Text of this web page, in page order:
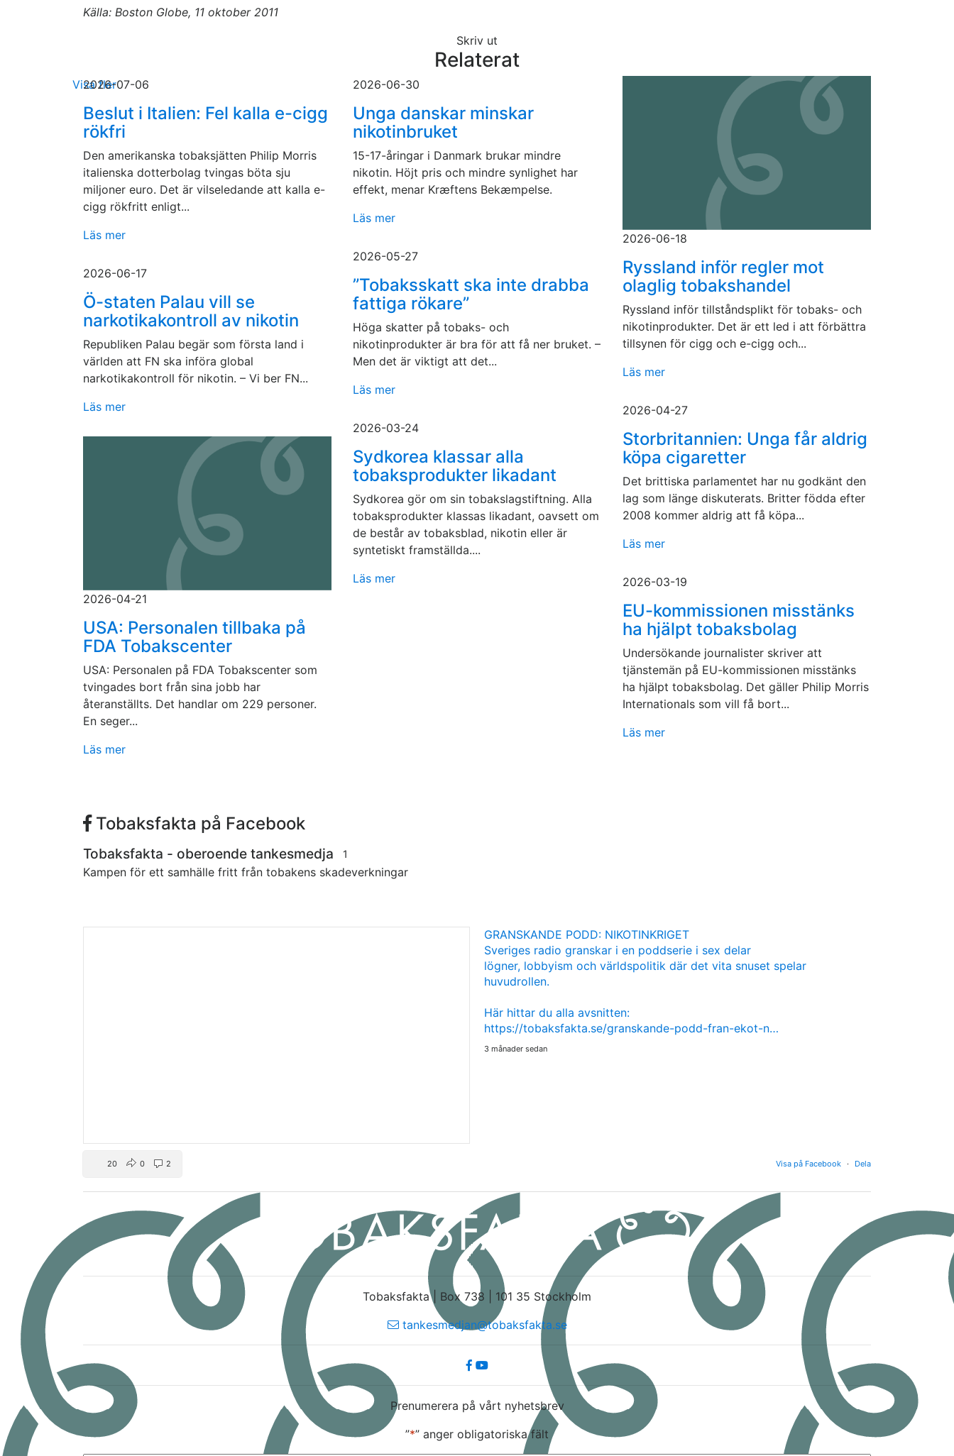
Källa: Boston Globe, 11 oktober 2011
Skriv ut
Relaterat
2026-07-06
Beslut i Italien: Fel kalla e-cigg
rökfri
Den amerikanska tobaksjätten Philip Morris
italienska dotterbolag tvingas böta sju
miljoner euro. Det är vilseledande att kalla e-
cigg rökfritt enligt...
Läs mer
2026-06-30
Unga danskar minskar
nikotinbruket
15-17-åringar i Danmark brukar mindre
nikotin. Höjt pris och mindre synlighet har
effekt, menar Kræftens Bekæmpelse.
Läs mer
2026-06-18
Ryssland inför regler mot
olaglig tobakshandel
Ryssland inför tillståndsplikt för tobaks- och
nikotinprodukter. Det är ett led i att förbättra
tillsynen för cigg och e-cigg och...
Läs mer
2026-06-17
Ö-staten Palau vill se
narkotikakontroll av nikotin
Republiken Palau begär som första land i
världen att FN ska införa global
narkotikakontroll för nikotin. – Vi ber FN...
Läs mer
2026-05-27
”Tobaksskatt ska inte drabba
fattiga rökare”
Höga skatter på tobaks- och
nikotinprodukter är bra för att få ner bruket. –
Men det är viktigt att det...
Läs mer
2026-04-27
Storbritannien: Unga får aldrig
köpa cigaretter
Det brittiska parlamentet har nu godkänt den
lag som länge diskuterats. Britter födda efter
2008 kommer aldrig att få köpa...
Läs mer
2026-04-21
USA: Personalen tillbaka på
FDA Tobakscenter
USA: Personalen på FDA Tobakscenter som
tvingades bort från sina jobb har
återanställts. Det handlar om 229 personer.
En seger...
Läs mer
2026-03-24
Sydkorea klassar alla
tobaksprodukter likadant
Sydkorea gör om sin tobakslagstiftning. Alla
tobaksprodukter klassas likadant, oavsett om
de består av tobaksblad, nikotin eller är
syntetiskt framställda....
Läs mer
2026-03-19
EU-kommissionen misstänks
ha hjälpt tobaksbolag
Undersökande journalister skriver att
tjänstemän på EU-kommissionen misstänks
ha hjälpt tobaksbolag. Det gäller Philip Morris
Internationals som vill få bort...
Läs mer
Visa fler
Tobaksfakta på Facebook
Tobaksfakta - oberoende tankesmedja 1
Kampen för ett samhälle fritt från tobakens skadeverkningar
GRANSKANDE PODD: NIKOTINKRIGET
Sveriges radio granskar i en poddserie i sex delar
lögner, lobbyism och världspolitik där det vita snuset spelar
huvudrollen.
Här hittar du alla avsnitten:
https://tobaksfakta.se/granskande-podd-fran-ekot-n…
3 månader sedan
Visa på Facebook · Dela
20 0 2
Tobaksfakta | Box 738 | 101 35 Stockholm
tankesmedjan@tobaksfakta.se
Prenumerera på vårt nyhetsbrev
”*” anger obligatoriska fält